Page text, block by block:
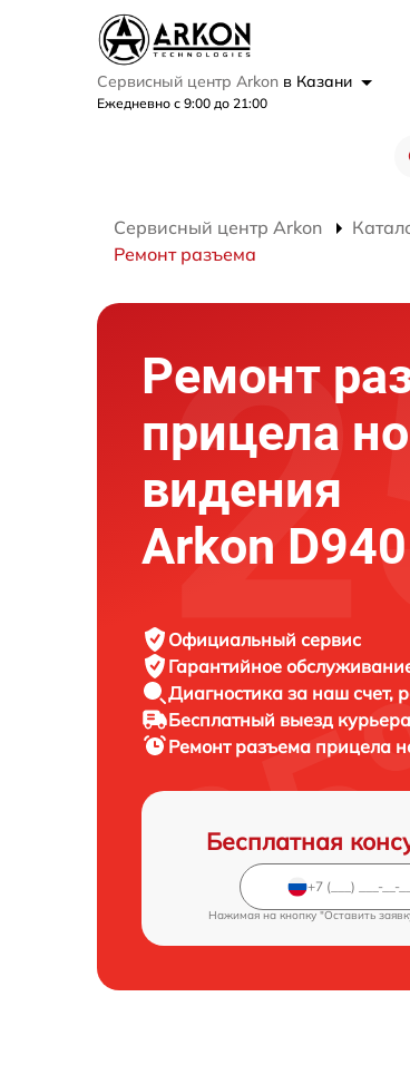
Сервисный центр Arkon в Казани
Ежедневно с 9:00 до 21:00
Сервисный центр Arkon
Ремонт разъема
Ремонт
прицела
видения
Arkon D940
Официальный сервис
Гарантийное
Диагностика за наш счет,
Бесплатный выезд курьера
Ремонт разъема прицела
Бесплатная
Нажимая на кнопку "Оставить